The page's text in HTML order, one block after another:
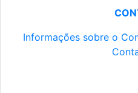
Informações sobre o